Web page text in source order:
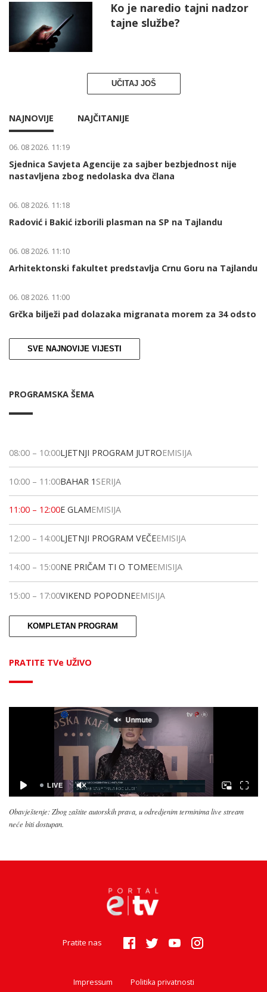
Ko je naredio tajni nadzor
tajne službe?
UČITAJ JOŠ
NAJNOVIJE NAJČITANIJE
06. 08 2026. 11:19
Sjednica Savjeta Agencije za sajber bezbjednost nije
nastavljena zbog nedolaska dva člana
06. 08 2026. 11:18
Radović i Bakić izborili plasman na SP na Tajlandu
06. 08 2026. 11:10
Arhitektonski fakultet predstavlja Crnu Goru na Tajlandu
06. 08 2026. 11:00
Grčka bilježi pad dolazaka migranata morem za 34 odsto
SVE NAJNOVIJE VIJESTI
PROGRAMSKA ŠEMA
08:00 – 10:00LJETNJI PROGRAM JUTROEMISIJA
10:00 – 11:00BAHAR 1 SERIJA
11:00 – 12:00E GLAMEMISIJA
12:00 – 14:00LJETNJI PROGRAM VEČEEMISIJA
14:00 – 15:00NE PRIČAM TI O TOMEEMISIJA
15:00 – 17:00VIKEND POPODNEEMISIJA
KOMPLETAN PROGRAM
PRATITE TVe UŽIVO
Obavještenje: Zbog zaštite autorskih prava, u odredjenim terminima live stream
neće biti dostupan.
Pratite nas
Impressum Politika privatnosti